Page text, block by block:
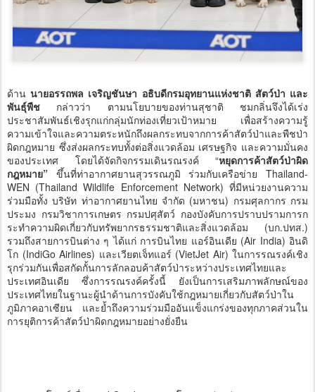
ด้านนายอรรถพล เจริญชันษา อธิบดีกรมอุทยานแห่งชาติ สัตว์ป่า และ
พันธุ์พืช กล่าวว่า ตามนโยบายของท่านสุชาติ ชมกลิ่นจึงได้เร่ง
ประชาสัมพันธ์เชิงรุกแก่กลุ่มนักท่องเที่ยวเป้าหมาย เพื่อสร้างความรู้
ความเข้าใจและความตระหนักถึงผลกระทบจากการค้าสัตว์ป่าและพืชป่า
ผิดกฎหมาย ซึ่งส่งผลกระทบทั้งต่อสิ่งแวดล้อม เศรษฐกิจ และความมั่นคง
ของประเทศ โดยได้จัดกิจกรรมเดินรณรงค์ “หยุดการค้าสัตว์ป่าผิด
กฎหมาย” ขึ้นที่ท่าอากาศยานสุวรรณภูมิ ร่วมกับเครือข่าย Thailand-
WEN (Thailand Wildlife Enforcement Network) ที่มีหน่วยงานความ
ร่วมมือทั้ง บริษัท ท่าอากาศยานไทย จำกัด (มหาชน) กรมศุลกากร กรม
ประมง กรมวิชาการเกษตร กรมปศุสัตว์ กองบังคับการปราบปรามการก
ระทำความผิดเกี่ยวกับทรัพยากรธรรมชาติและสิ่งแวดล้อม (บก.ปทส.)
รวมถึงสายการบินต่าง ๆ ได้แก่ การบินไทย แอร์อินเดีย (Air India) อินดิ
โก (IndiGo Airlines) และเวียตเจ็ทแอร์ (VietJet Air) ในการรณรงค์เชิง
รุกร่วมกันเพื่อสกัดกั้นการลักลอบค้าสัตว์ป่าระหว่างประเทศไทยและ
ประเทศอินเดีย ซึ่งการรณรงค์ครั้งนี้ ยังเป็นการเสริมภาพลักษณ์ของ
ประเทศไทยในฐานะผู้นำด้านการบังคับใช้กฎหมายเกี่ยวกับสัตว์ป่าใน
ภูมิภาคอาเซียน และย้ำถึงความร่วมมืออันแข็งแกร่งของทุกภาคส่วนใน
การยุติการค้าสัตว์ป่าผิดกฎหมายอย่างยั่งยืน